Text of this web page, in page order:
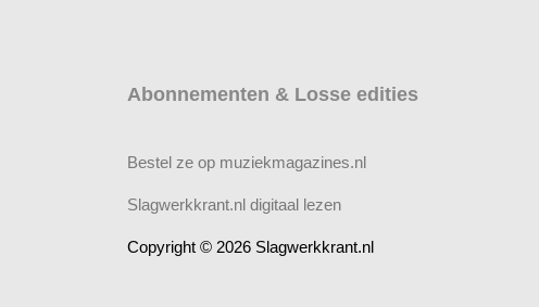
Abonnementen & Losse edities
Bestel ze op muziekmagazines.nl
Slagwerkkrant.nl digitaal lezen
Copyright © 2026 Slagwerkkrant.nl